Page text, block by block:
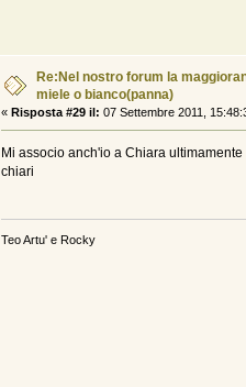
Re:Nel nostro forum la
miele o bianco(panna)
« Risposta #29 il: 07 Settembre 2011,
Mi associo anch'io a Chiara
chiari
Teo Artu' e Rocky